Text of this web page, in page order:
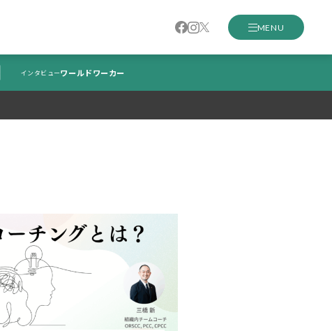
MENU
インタビューワールドワーカー